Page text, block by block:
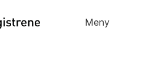
til
Meny